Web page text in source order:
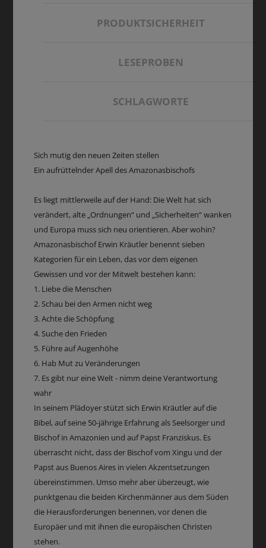
PRODUKTSICHERHEIT
LESEPROBEN
SCHLAGWORTE
Sich mutig den neuen Zeiten stellen
Ein aufrüttelnder Apell des Amazonasbischofs
Es liegt mittlerweile auf der Hand: Die Welt hat sich
verändert, alte „Ordnungen“ und „Sicherheiten“ wanken
und Europa muss sich neu orientieren. Aber wohin?
Amazonasbischof Erwin Kräutler benennt sieben
Kategorien für ein Leben, das vor dem eigenen
Gewissen und vor der Mitwelt bestehen kann:
1. Liebe die Menschen
2. Schau bei den Armen nicht weg
3. Achte die Schöpfung
4. Suche den Frieden
5. Führe auf Augenhöhe
6. Hab Mut zu Veränderungen
7. Es gibt nur eine Welt - nimm deine Verantwortung
wahr
In seinem Plädoyer stützt sich Erwin Kräutler auf die
Bibel, auf seine 50-jährige Erfahrung als Seelsorger und
Bischof in Amazonien und auf Papst Franziskus. Es
überrascht nicht, dass der Bischof vom Xingu und der
Papst aus Buenos Aires in vielen Akzentsetzungen
übereinstimmen. Umso mehr aber überzeugt, wie
punktgenau die beiden Kirchenmänner aus dem Süden
die Herausforderungen benennen, vor denen die
Europäer und mit ihnen die europäischen Christen
stehen.